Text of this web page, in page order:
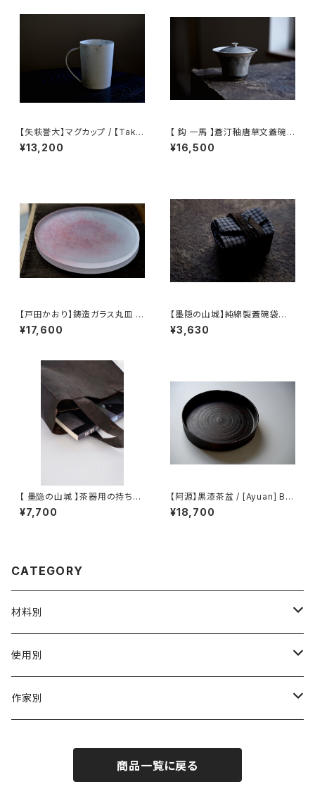
【矢萩誉大】マグカップ / 【Taka
hiro Yahagi】Mug
¥13,200
【 鈎 一馬 】蒼汀釉唐草文蓋碗 /
【 kazuma magari 】Gaiwan
¥16,500
【戸田かおり】鋳造ガラス丸皿 /
【kaoritoda】Cast Glass Rou
nd Plate
¥17,600
【墨隠の山城】純綿製蓋碗袋内【
【 墨隐の山城 】香雲紗 植物染
仕覆 めカップ袋 【 Ink & Moun
¥3,630
【 墨隐の山城 】茶器用の持ち手
袋(香雲紗)
¥7,700
【阿源】黒漆茶盆 / [Ayuan] Bla
ck Lacquer Tea Tray
¥18,700
CATEGORY
材料別
陶磁器
ガラス
使用別
茶壺 急须 土瓶
作家別
商品一覧に戻る